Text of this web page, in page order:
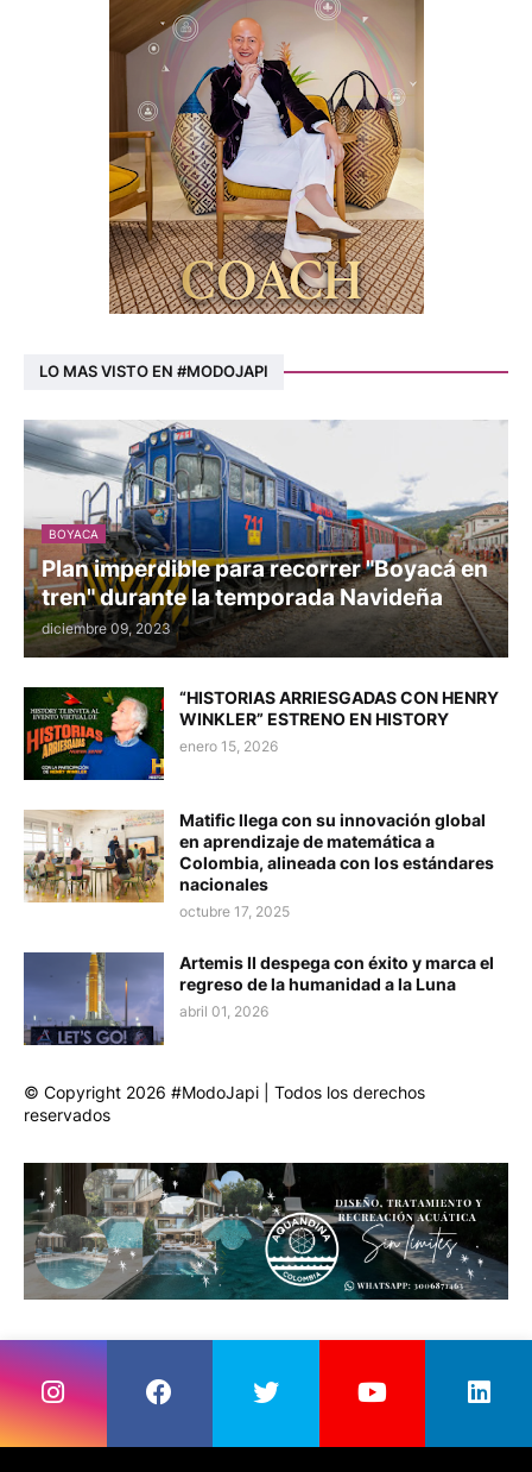
LO MAS VISTO EN #MODOJAPI
BOYACA
Plan imperdible para recorrer "Boyacá en
tren" durante la temporada Navideña
diciembre 09, 2023
“HISTORIAS ARRIESGADAS CON HENRY
WINKLER” ESTRENO EN HISTORY
enero 15, 2026
Matific llega con su innovación global
en aprendizaje de matemática a
Colombia, alineada con los estándares
nacionales
octubre 17, 2025
Artemis II despega con éxito y marca el
regreso de la humanidad a la Luna
abril 01, 2026
© Copyright 2026 #ModoJapi | Todos los derechos
reservados